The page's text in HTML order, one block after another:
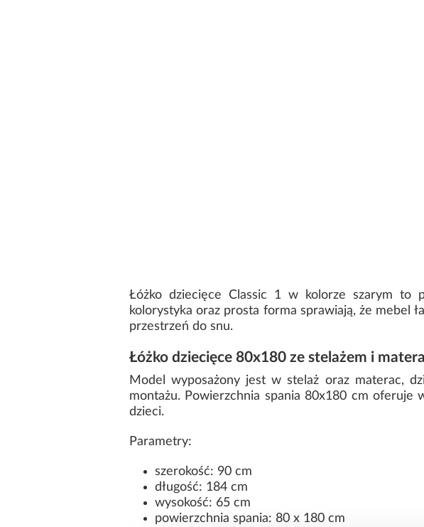
Łóżko dziecięce Classic 1 w kolorze szarym to
kolorystyka oraz prosta forma sprawiają, że mebel
przestrzeń do snu.
Łóżko dziecięce 80x180 ze stelażem i
Model wyposażony jest w stelaż oraz materac,
montażu. Powierzchnia spania 80x180 cm oferuje
dzieci.
Parametry:
szerokość: 90 cm
długość: 184 cm
wysokość: 65 cm
powierzchnia spania: 80 x 180 cm